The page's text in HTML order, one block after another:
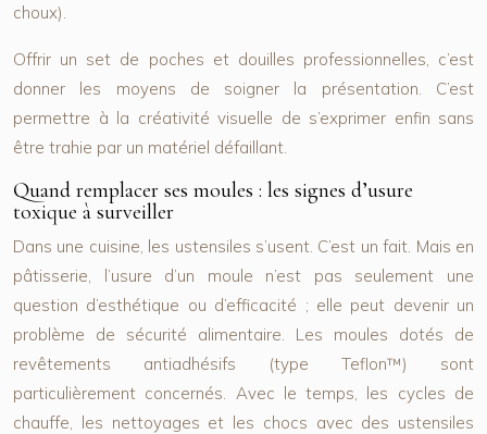
choux).
Offrir un set de poches et douilles professionnelles, c’est
donner les moyens de soigner la présentation. C’est
permettre à la créativité visuelle de s’exprimer enfin sans
être trahie par un matériel défaillant.
Quand remplacer ses moules : les signes d’usure
toxique à surveiller
Dans une cuisine, les ustensiles s’usent. C’est un fait. Mais en
pâtisserie, l’usure d’un moule n’est pas seulement une
question d’esthétique ou d’efficacité ; elle peut devenir un
problème de sécurité alimentaire. Les moules dotés de
revêtements antiadhésifs (type Teflon™) sont
particulièrement concernés. Avec le temps, les cycles de
chauffe, les nettoyages et les chocs avec des ustensiles